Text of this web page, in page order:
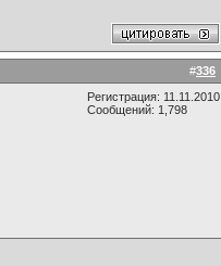
#336
Регистрация: 11.11.2010
Сообщений: 1,798